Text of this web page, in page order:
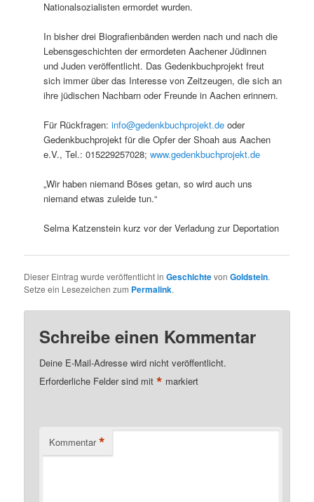
Nationalsozialisten ermordet wurden.
In bisher drei Biografienbänden werden nach und nach die
Lebensgeschichten der ermordeten Aachener Jüdinnen
und Juden veröffentlicht. Das Gedenkbuchprojekt freut
sich immer über das Interesse von Zeitzeugen, die sich an
ihre jüdischen Nachbarn oder Freunde in Aachen erinnern.
Für Rückfragen:info@gedenkbuchprojekt.de oder
Gedenkbuchprojekt für die Opfer der Shoah aus Aachen
e.V., Tel.: 015229257028;www.gedenkbuchprojekt.de
„Wir haben niemand Böses getan, so wird auch uns
niemand etwas zuleide tun.“
Selma Katzenstein kurz vor der Verladung zur Deportation
Dieser Eintrag wurde veröffentlicht inGeschichtevonGoldstein.
Setze ein Lesezeichen zum Permalink.
Schreibe einen Kommentar
Deine E-Mail-Adresse wird nicht veröffentlicht.
Erforderliche Felder sind mit* markiert
Kommentar *